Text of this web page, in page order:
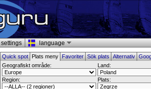
settings language
Quick spot Plats meny FavoriterSök platsAlternativ
Geografiskt område:
Land:
Region: Plats: